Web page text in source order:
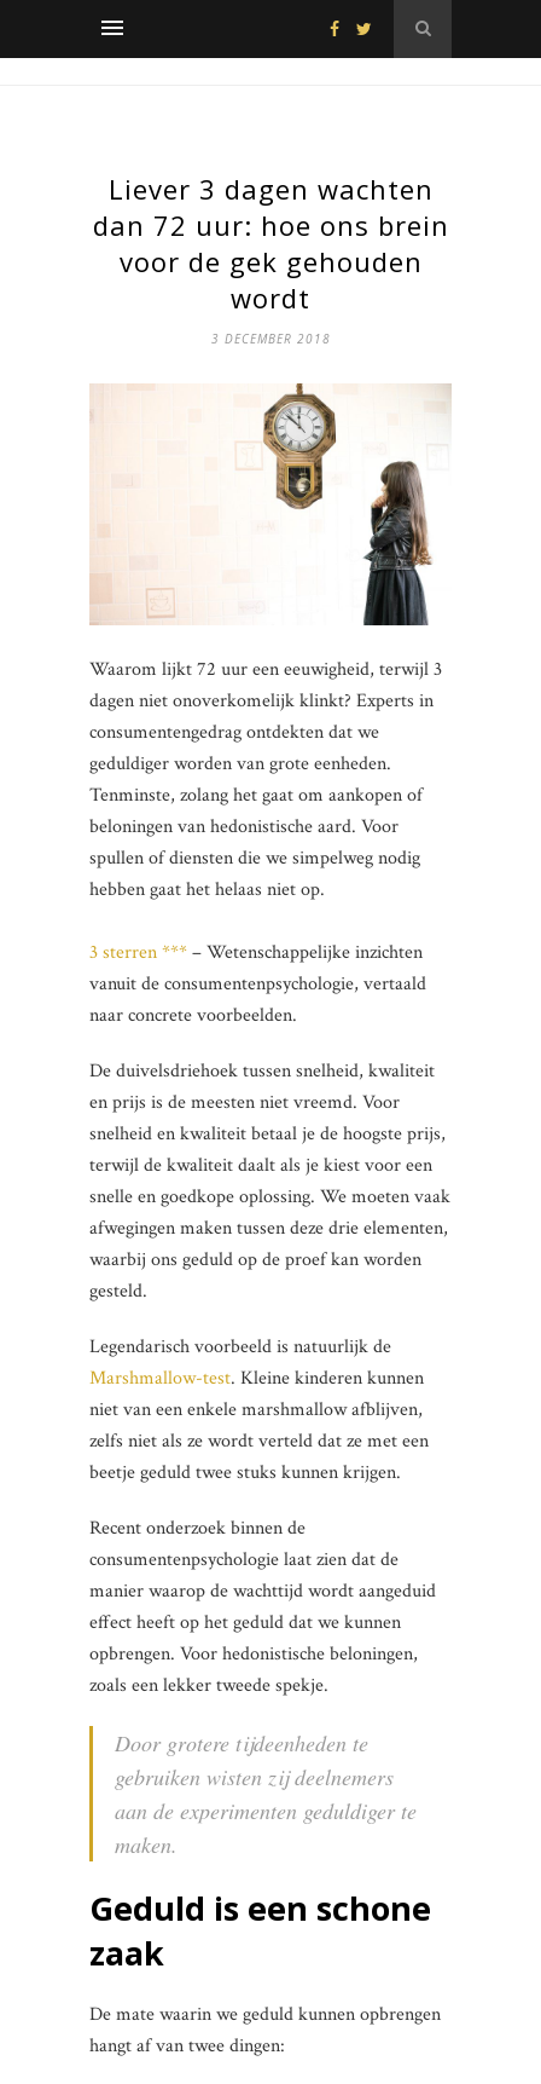
Liever 3 dagen wachten
dan 72 uur: hoe ons brein
voor de gek gehouden
wordt
3 DECEMBER 2018
Waarom lijkt 72 uur een eeuwigheid, terwijl 3
dagen niet onoverkomelijk klinkt? Experts in
consumentengedrag ontdekten dat we
geduldiger worden van grote eenheden.
Tenminste, zolang het gaat om aankopen of
beloningen van hedonistische aard. Voor
spullen of diensten die we simpelweg nodig
hebben gaat het helaas niet op.
3 sterren ***– Wetenschappelijke inzichten
vanuit de consumentenpsychologie, vertaald
naar concrete voorbeelden.
De duivelsdriehoek tussen snelheid, kwaliteit
en prijs is de meesten niet vreemd. Voor
snelheid en kwaliteit betaal je de hoogste prijs,
terwijl de kwaliteit daalt als je kiest voor een
snelle en goedkope oplossing. We moeten vaak
afwegingen maken tussen deze drie elementen,
waarbij ons geduld op de proef kan worden
gesteld.
Legendarisch voorbeeld is natuurlijk de
Marshmallow-test. Kleine kinderen kunnen
niet van een enkele marshmallow afblijven,
zelfs niet als ze wordt verteld dat ze met een
beetje geduld twee stuks kunnen krijgen.
Recent onderzoek binnen de
consumentenpsychologie laat zien dat de
manier waarop de wachttijd wordt aangeduid
effect heeft op het geduld dat we kunnen
opbrengen. Voor hedonistische beloningen,
zoals een lekker tweede spekje.
Door grotere tijdeenheden te
gebruiken wisten zij deelnemers
aan de experimenten geduldiger te
maken.
Geduld is een schone
zaak
De mate waarin we geduld kunnen opbrengen
hangt af van twee dingen: